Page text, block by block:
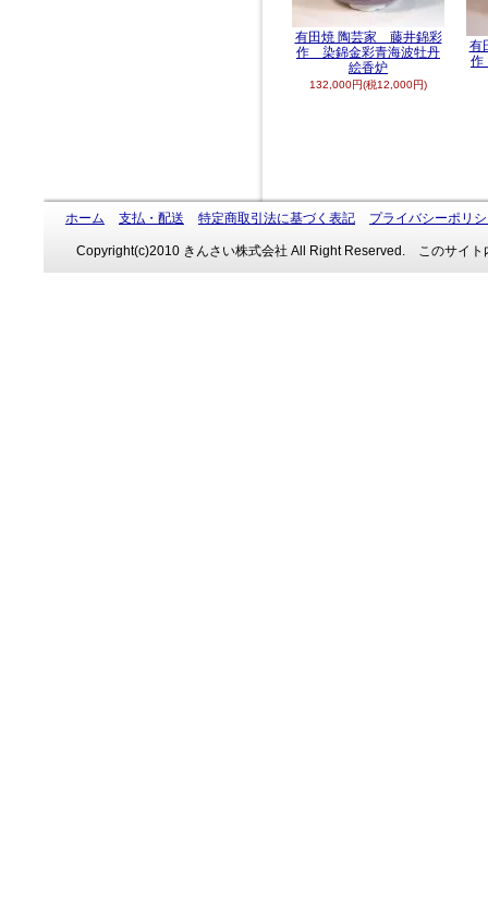
有田焼 陶芸家 藤井錦彩
作 染錦金彩青海波牡丹
絵香炉
132,000円(税12,000円)
有
作
ホーム 支払・配送 特定商取引法に基づく表記 プライバシーポリ
Copyright(c)2010 きんさい株式会社 All Right Reserved. このサイト